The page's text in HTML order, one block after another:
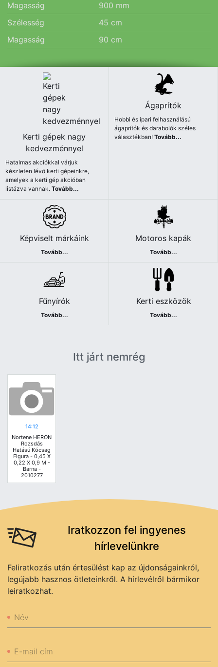
Magasság 900 mm
Szélesség
45 cm
Magasság
90 cm
Kerti gépek nagy
kedvezménnyel
Hatalmas akciókkal várjuk
készleten lévő kerti gépeinkre,
amelyek a kerti gép akcióban
listázva vannak.Tovább...
Ágaprítók
Hobbi és ipari felhasználású
ágaprítók és darabolók széles
választékban!Tovább...
Képviselt márkáink
Tovább...
Motoros kapák
Tovább...
Fűnyírók
Tovább...
Kerti eszközök
Tovább...
Itt járt nemrég
14:12
Nortene HERON
Rozsdás
Hatású Kócsag
Figura - 0,45 X
0,22 X 0,9 M -
Barna -
2010277
Iratkozzon fel ingyenes
hírlevelünkre
Feliratkozás után értesülést kap az újdonságainkról,
legújabb hasznos ötleteinkről. A hírlevélről bármikor
leiratkozhat.
Név
E-mail cím